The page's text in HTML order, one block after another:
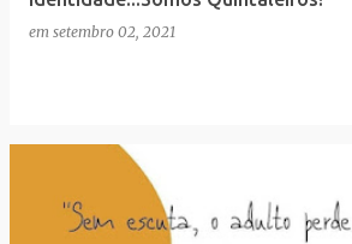
em setembro 02, 2021